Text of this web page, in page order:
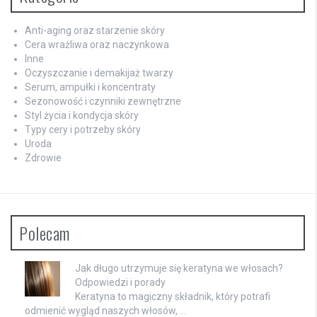
Anti-aging oraz starzenie skóry
Cera wrażliwa oraz naczynkowa
Inne
Oczyszczanie i demakijaż twarzy
Serum, ampułki i koncentraty
Sezonowość i czynniki zewnętrzne
Styl życia i kondycja skóry
Typy cery i potrzeby skóry
Uroda
Zdrowie
Polecam
Jak długo utrzymuje się keratyna we włosach?
Odpowiedzi i porady
Keratyna to magiczny składnik, który potrafi
odmienić wygląd naszych włosów, …